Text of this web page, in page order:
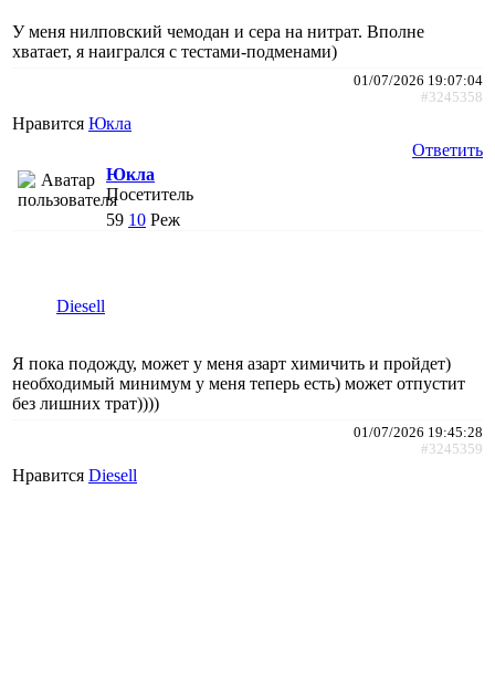
У меня нилповский чемодан и сера на нитрат. Вполне
хватает, я наигрался с тестами-подменами)
01/07/2026 19:07:04
#3245358
Нравится Юкла
Ответить
Юкла
Посетитель
59 10 Реж
Diesell
Я пока подожду, может у меня азарт химичить и пройдет)
необходимый минимум у меня теперь есть) может отпустит
без лишних трат))))
01/07/2026 19:45:28
#3245359
Нравится Diesell